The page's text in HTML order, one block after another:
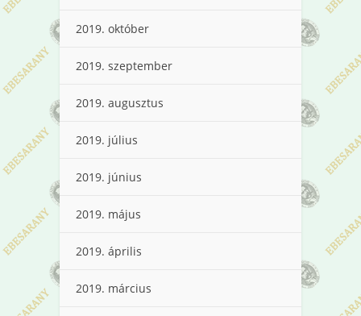
2019. október
2019. szeptember
2019. augusztus
2019. július
2019. június
2019. május
2019. április
2019. március